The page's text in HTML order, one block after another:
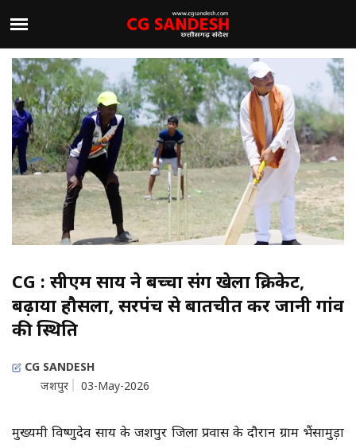
CG : सीएम साय ने बच्चों संग खेला क्रिकेट,
बढ़ाया हौसला, सरपंच से बातचीत कर जानी गांव
की स्थिति
CG SANDESH
जशपुर
03-May-2026
मुख्यमंत्री विष्णुदेव साय के जशपुर जिला प्रवास के दौरान ग्राम भैंसामुड़ा